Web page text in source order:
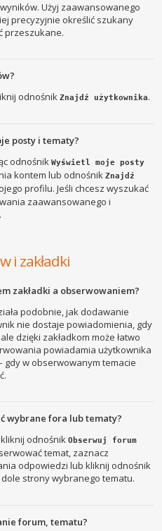
Użyj zaawansowanego
precyzyjnie określić szukany
przeszukane.
odnośnikZnajdź użytkownika.
posty i tematy?
odnośnikWyświetl moje posty
kontem lub odnośnikZnajdź
profilu. Jeśli chcesz wyszukać
zaawansowanego i
i zakładki
zakładki a obserwowaniem?
podobnie, jak dodawanie
nie dostaje powiadomienia, gdy
dzięki zakładkom może łatwo
powiadamia użytkownika
gdy w obserwowanym temacie
wybrane fora lub tematy?
odnośnikObserwuj forum
temat, zaznacz
odpowiedzi lub kliknij odnośnik
strony wybranego tematu.
forum, tematu?